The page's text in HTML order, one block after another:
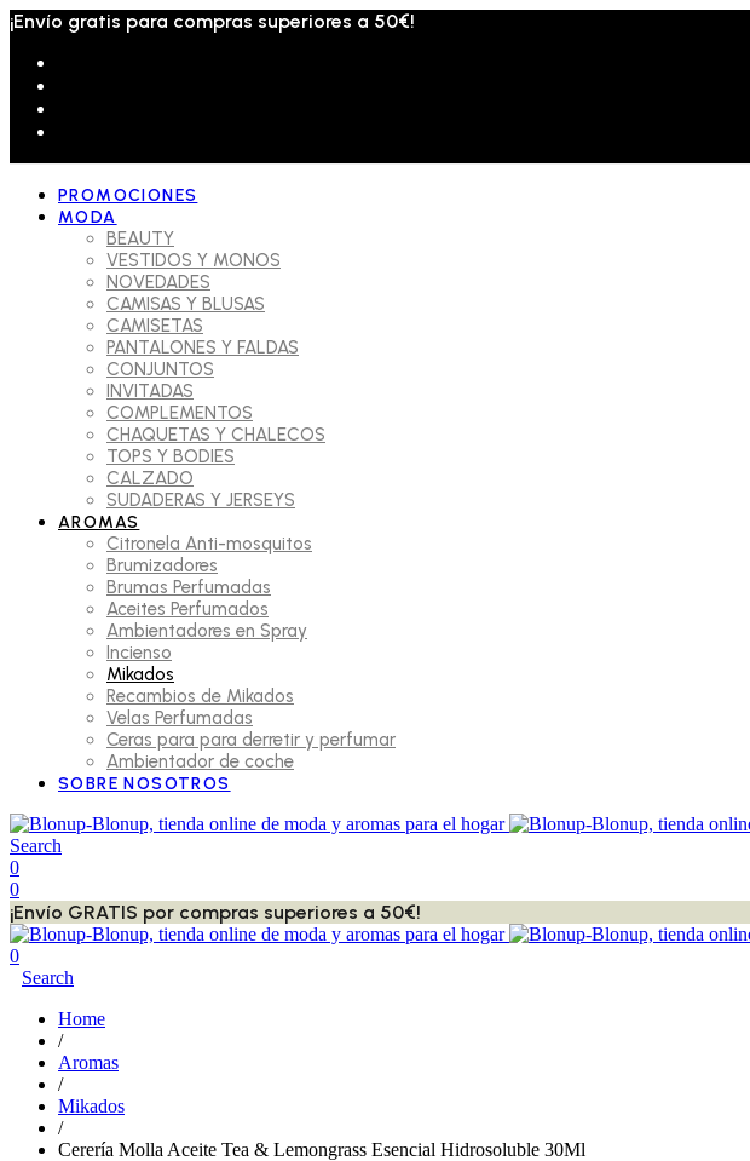
¡Envío gratis para compras superiores a 50€!
PROMOCIONES
MODA
BEAUTY
VESTIDOS Y MONOS
NOVEDADES
CAMISAS Y BLUSAS
CAMISETAS
PANTALONES Y FALDAS
CONJUNTOS
INVITADAS
COMPLEMENTOS
CHAQUETAS Y CHALECOS
TOPS Y BODIES
CALZADO
SUDADERAS Y JERSEYS
AROMAS
Citronela Anti-mosquitos
Brumizadores
Brumas Perfumadas
Aceites Perfumados
Ambientadores en Spray
Incienso
Mikados
Recambios de Mikados
Velas Perfumadas
Ceras para para derretir y perfumar
Ambientador de coche
SOBRE NOSOTROS
Search
0
0
¡Envío GRATIS por compras superiores a 50€!
0
Search
Home
/
Aromas
/
Mikados
/
Cerería Molla Aceite Tea & Lemongrass Esencial Hidrosoluble 30Ml